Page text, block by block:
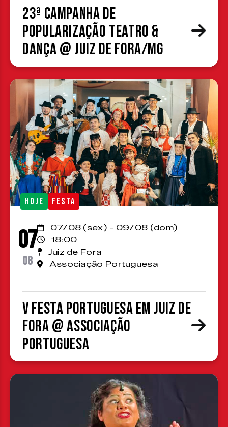
23ª Campanha de
Popularização Teatro &
Dança @ Juiz de Fora/MG
HOJE FESTA
07
08
07/08 (sex) - 09/08 (dom)
18:00
Juiz de Fora
Associação Portuguesa
V Festa Portuguesa em Juiz de
Fora @ Associação
Portuguesa